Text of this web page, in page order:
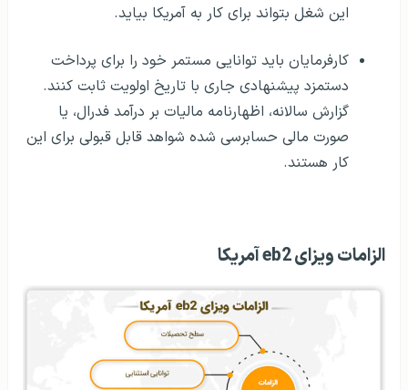
این شغل بتواند برای کار به آمریکا بیاید.
کارفرمایان باید توانایی مستمر خود را برای پرداخت
دستمزد پیشنهادی جاری با تاریخ اولویت ثابت کنند.
گزارش سالانه، اظهارنامه مالیات بر درآمد فدرال، یا
صورت مالی حسابرسی شده شواهد قابل قبولی برای این
کار هستند.
الزامات ویزای eb2 آمریکا